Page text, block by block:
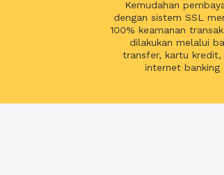
Kemudahan
dengan sistem SSL
100% keamanan
dilakukan melalui
transfer, kartu kredit,
internet banking